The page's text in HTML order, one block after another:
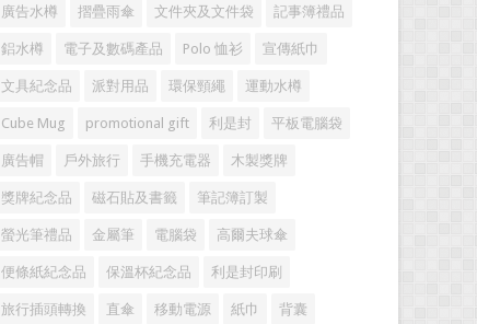
廣告水樽 摺疊雨傘 文件夾及文件袋 記事簿禮品
鋁水樽 電子及數碼產品 Polo 恤衫 宣傳紙巾
文具紀念品 派對用品 環保頸繩 運動水樽
Cube Mug promotional gift 利是封 平板電腦袋
廣告帽 戶外旅行 手機充電器 木製獎牌
獎牌紀念品 磁石貼及書籤 筆記簿訂製
螢光筆禮品 金屬筆 電腦袋 高爾夫球傘
便條紙紀念品 保溫杯紀念品 利是封印刷
旅行插頭轉換 直傘 移動電源 紙巾 背囊